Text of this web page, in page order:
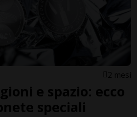
2 mesi
e spazio: ecco
speciali